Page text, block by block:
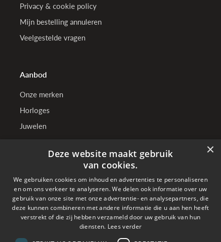
Privacy & cookie policy
Mijn bestelling annuleren
Veelgestelde vragen
Aanbod
Onze merken
Horloges
Juwelen
Wie zijn wij?
Onze winkels
Bedrijfsgegevens
×
Deze website maakt gebruik
van cookies.
We gebruiken cookies om inhoud en advertenties te personaliseren
en om ons verkeer te analyseren. We delen ook informatie over uw
gebruik van onze site met onze advertentie- en analysepartners, die
deze kunnen combineren met andere informatie die u aan hen heeft
verstrekt of die zij hebben verzameld door uw gebruik van hun
diensten. Lees verder